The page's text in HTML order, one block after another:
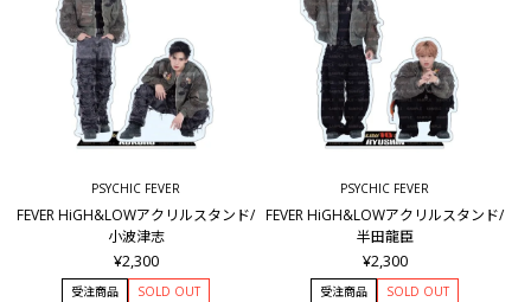
PSYCHIC FEVER
FEVER HiGH&LOWアクリルスタンド/
小波津志
¥2,300
受注商品 SOLD OUT
PSYCHIC FEVER
FEVER HiGH&LOWアクリルスタンド/
半田龍臣
¥2,300
受注商品 SOLD OUT